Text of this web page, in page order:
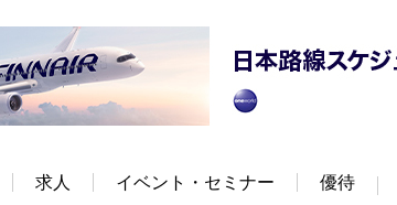
求人 イベント・セミナー 優待